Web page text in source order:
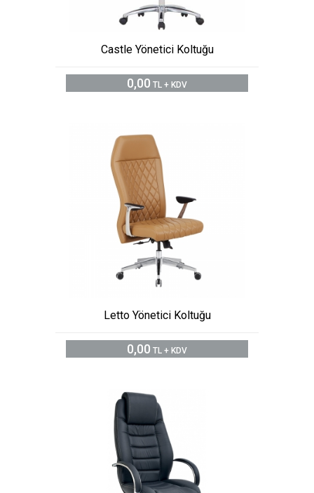
Castle Yönetici Koltuğu
0,00 TL + KDV
Letto Yönetici Koltuğu
0,00 TL + KDV